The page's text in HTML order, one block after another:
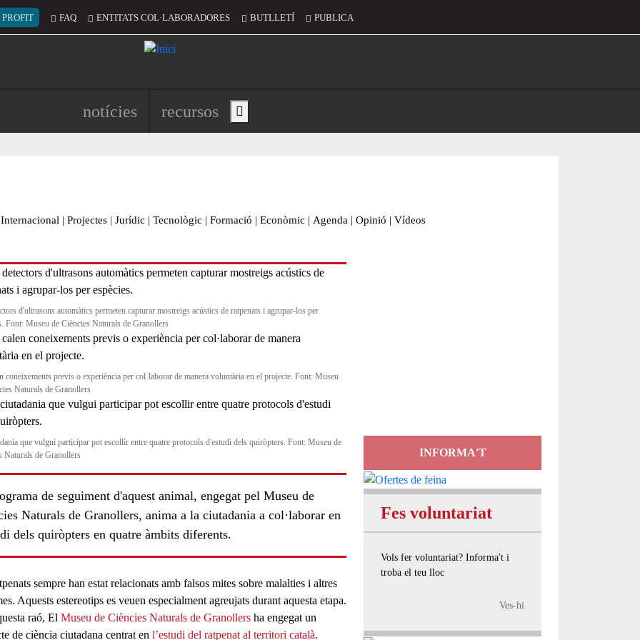
del compte d'usuari
PROFIT FAQ ENTITATS COL·LABORADORES BUTLLETÍ PUBLICA
Navegació principal de l'encapçalament
notícies recursos Show main menu
Internacional | Projectes | Jurídic | Tecnològic | Formació | Econòmic | Agenda | Opinió | Vídeos
d'ultrasons automàtics permeten capturar mostreigs acústics de ratpenats i agrupar-los per
Font: Museu de Ciències Naturals de Granollers
coneixements previs o experiència per col·laborar de manera voluntària en el projecte. Font: Museu
Naturals de Granollers
que vulgui participar pot escollir entre quatre protocols d'estudi dels quiròpters. Font: Museu de
Naturals de Granollers
de seguiment d'aquest animal, engegat pel Museu de
Naturals de Granollers, anima a la ciutadania a col·laborar en
dels quiròpters en quatre àmbits diferents.
sempre han estat relacionats amb falsos mites sobre malalties i altres
Aquests estereotips es veuen especialment agreujats durant aquesta etapa.
raó, El Museu de Ciències Naturals de Granollersha engegat un
de ciència ciutadana centrat en l’estudi del ratpenat al territori català.
INFORMA'T
Fes voluntariat
Vols fer voluntariat? Informa't i
troba el teu lloc
Ves-hi